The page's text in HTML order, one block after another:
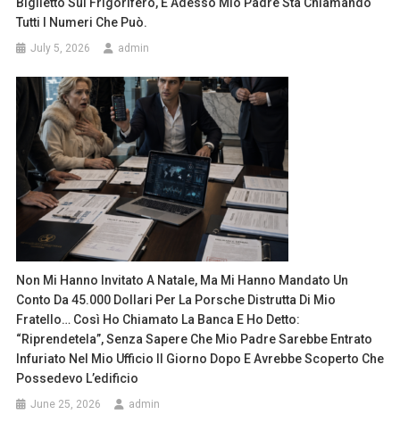
Biglietto Sul Frigorifero, E Adesso Mio Padre Sta Chiamando
Tutti I Numeri Che Può.
July 5, 2026 admin
Non Mi Hanno Invitato A Natale, Ma Mi Hanno Mandato Un
Conto Da 45.000 Dollari Per La Porsche Distrutta Di Mio
Fratello… Così Ho Chiamato La Banca E Ho Detto:
“Riprendetela”, Senza Sapere Che Mio Padre Sarebbe Entrato
Infuriato Nel Mio Ufficio Il Giorno Dopo E Avrebbe Scoperto Che
Possedevo L’edificio
June 25, 2026 admin